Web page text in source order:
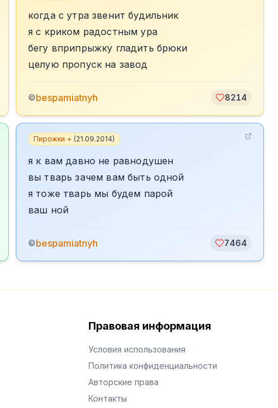
когда с утра звенит будильник
я с криком радостным ура
бегу вприпрыжку гладить брюки
целую пропуск на завод
©bespamiatnyh 8214
Пирожки + (21.09.2014)
я к вам давно не равнодушен
вы тварь зачем вам быть одной
я тоже тварь мы будем парой
ваш ной
©bespamiatnyh 7464
Правовая информация
Условия использования
Политика конфиденциальности
Авторские права
Контакты